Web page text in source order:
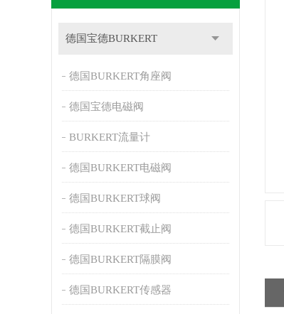
德国宝德BURKERT
德国BURKERT角座阀
德国宝德电磁阀
BURKERT流量计
德国BURKERT电磁阀
德国BURKERT球阀
德国BURKERT截止阀
德国BURKERT隔膜阀
德国BURKERT传感器